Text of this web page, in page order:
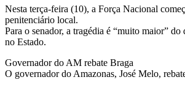
Nesta terça-feira (10), a Força Nacional
penitenciário local.
Para o senador, a tragédia é “muito maior”
no Estado.
Governador do AM rebate Braga
O governador do Amazonas, José Melo,